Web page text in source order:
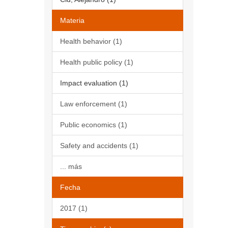
Materia
Health behavior (1)
Health public policy (1)
Impact evaluation (1)
Law enforcement (1)
Public economics (1)
Safety and accidents (1)
... más
Fecha
2017 (1)